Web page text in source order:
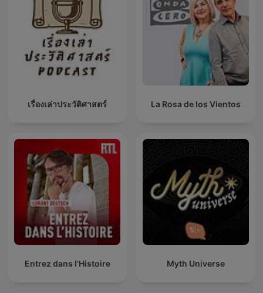
เรื่องเล่าประวัติศาสตร์ La Rosa de los Vientos
Entrez dans l'Histoire Myth Universe